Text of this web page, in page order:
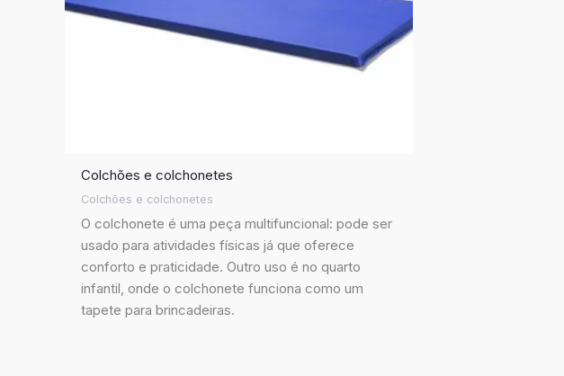
Colchões e colchonetes
Colchões e colchonetes
O colchonete é uma peça multifuncional: pode ser
usado para atividades físicas já que oferece
conforto e praticidade. Outro uso é no quarto
infantil, onde o colchonete funciona como um
tapete para brincadeiras.